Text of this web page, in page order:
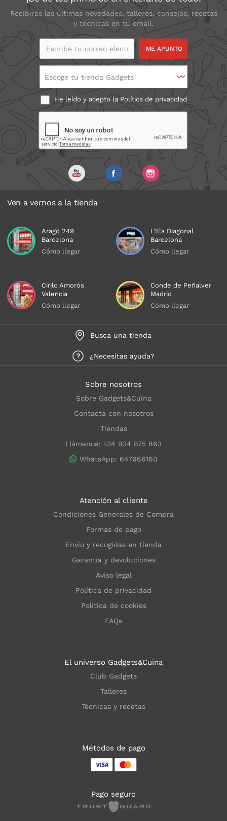
Recibirás las últimas novedades, talleres, consejos, recetas
y técnicas en tu email.
Escribe tu correo
Escoge tu tienda Gadgets
He leído y acepto laPolítica de privacidad
Ven a vernos a la tienda
Aragó 249
Barcelona
Cómo llegar
L'Illa Diagonal
Barcelona
Cómo llegar
Cirilo Amorós
Valencia
Cómo llegar
Conde de Peñalver
Madrid
Cómo llegar
Busca una tienda
¿Necesitas ayuda?
Sobre nosotros
Sobre Gadgets&Cuina
Contacta con nosotros
Tiendas
Llámanos: +34 934 875 863
WhatsApp: 647666160
Atención al cliente
Condiciones Generales de Compra
Formas de pago
Envío y recogidas en tienda
Garantía y devoluciones
Aviso legal
Política de privacidad
Política de cookies
FAQs
El universo Gadgets&Cuina
Club Gadgets
Talleres
Técnicas y recetas
Métodos de pago
Pago seguro